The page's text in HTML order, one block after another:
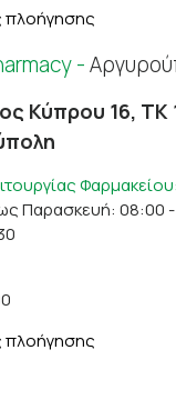
πλοήγησης
-
Κύπρου 16, ΤΚ
Φαρμακείου:
Παρασκευή: 08:00
πλοήγησης